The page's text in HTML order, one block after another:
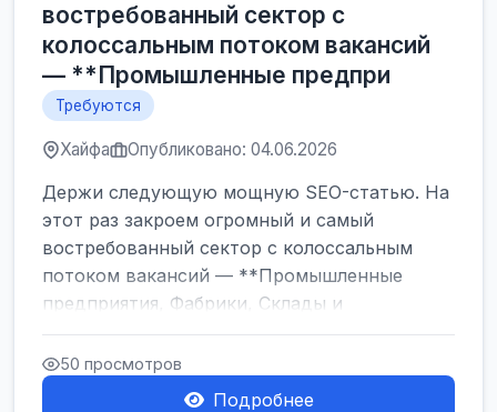
востребованный сектор с
колоссальным потоком вакансий
— **Промышленные предпри
Требуются
Хайфа Опубликовано: 04.06.2026
Держи следующую мощную SEO-статью. На
этот раз закроем огромный и самый
востребованный сектор с колоссальным
потоком вакансий — **Промышленные
предприятия, Фабрики, Склады и
Производственные заводы** ...
50 просмотров
Подробнее